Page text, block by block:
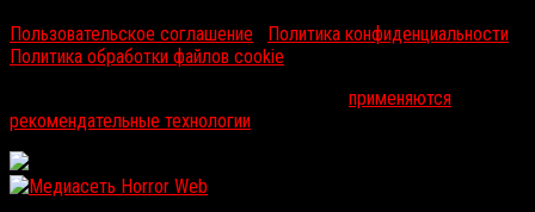
Пользовательское соглашение
Политика конфиденциальности
Политика обработки файлов cookie
применяются
рекомендательные технологии